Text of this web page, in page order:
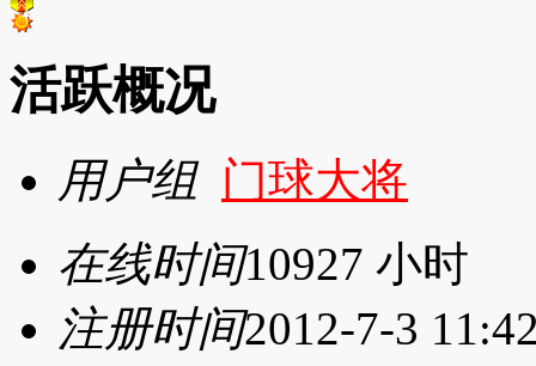
活跃概况
用户组 门球大将
在线时间10927 小时
注册时间2012-7-3